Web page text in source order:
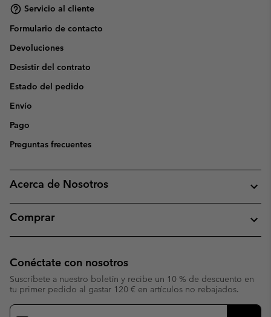
Servicio al cliente
Formulario de contacto
Devoluciones
Desistir del contrato
Estado del pedido
Envío
Pago
Preguntas frecuentes
Acerca de Nosotros
Comprar
Conéctate con nosotros
Suscríbete a nuestro boletín y recibe un 10 % de descuento en
tu primer pedido al gastar 120 € en artículos no rebajados.
Suscripción